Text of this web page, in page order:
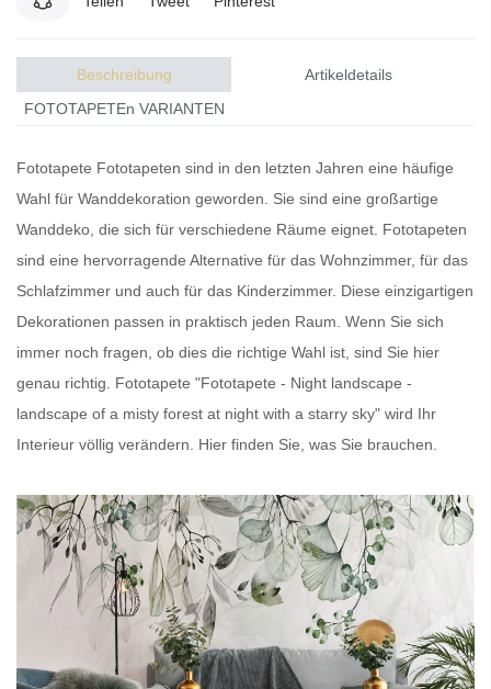
Beschreibung
Artikeldetails
FOTOTAPETEn VARIANTEN
Fototapete Fototapeten sind in den letzten Jahren eine häufige
Wahl für Wanddekoration geworden. Sie sind eine großartige
Wanddeko, die sich für verschiedene Räume eignet. Fototapeten
sind eine hervorragende Alternative für das Wohnzimmer, für das
Schlafzimmer und auch für das Kinderzimmer. Diese einzigartigen
Dekorationen passen in praktisch jeden Raum. Wenn Sie sich
immer noch fragen, ob dies die richtige Wahl ist, sind Sie hier
genau richtig. Fototapete "Fototapete - Night landscape -
landscape of a misty forest at night with a starry sky" wird Ihr
Interieur völlig verändern. Hier finden Sie, was Sie brauchen.